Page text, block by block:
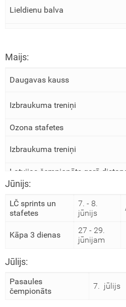
Lieldienu balva
Maijs:
Daugavas kauss
Izbraukuma treniņi
Ozona stafetes
Izbraukuma treniņi
Latvijas čempionāts garā
Baltijas čempionāts
Mazā balva
Jūnijs:
LČ sprints un
stafetes
7. - 8.
jūnijs
Kāpa 3 dienas
27 - 29.
jūnijam
Jūlijs:
Pasaules
čempionāts
7. jūlijs